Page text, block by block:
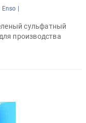
|
сульфатный
производства